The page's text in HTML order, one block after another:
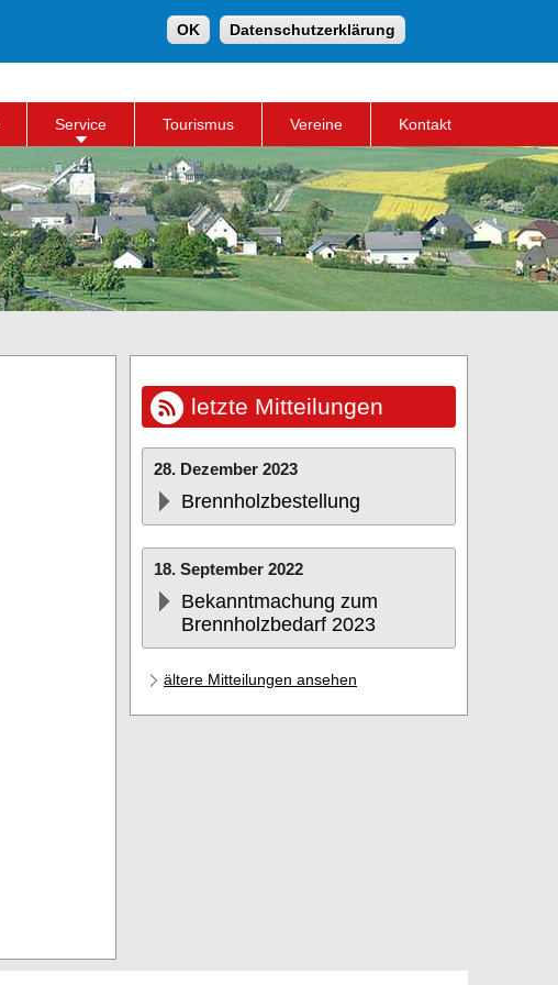
OK Datenschutzerklärung
Suchformular
Service Tourismus Vereine Kontakt
letzte Mitteilungen
28. Dezember 2023
Brennholzbestellung
18. September 2022
Bekanntmachung zum
Brennholzbedarf 2023
ältere Mitteilungen ansehen